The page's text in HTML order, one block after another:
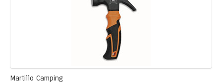
Martillo Camping